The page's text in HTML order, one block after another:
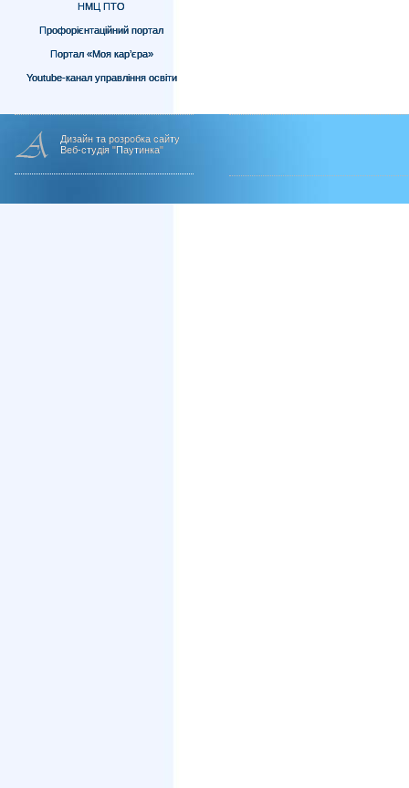
НМЦ ПТО
Профорієнтаційний портал
Портал «Моя кар’єра»
Youtube-канал управління освіти
Дизайн та розробка сайту
Веб-студія "Паутинка"